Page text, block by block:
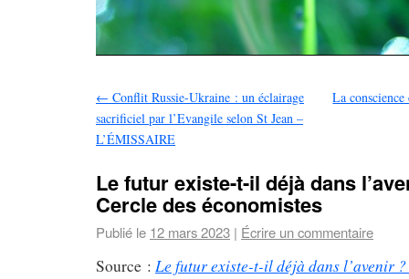
← Conflit Russie-Ukraine : un éclairage
sacrificiel par l’Evangile selon St Jean –
L’ÉMISSAIRE
La
Le futur existe-t-il déjà dans
Cercle des économistes
Publié le 12 mars 2023 | Écrire un commentaire
Source : Le futur existe-t-il déjà dans l’avenir